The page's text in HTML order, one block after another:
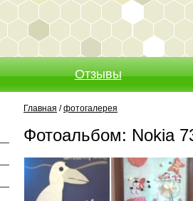
Отзывы
Главная /фотогалерея
Фотоальбом: Nokia